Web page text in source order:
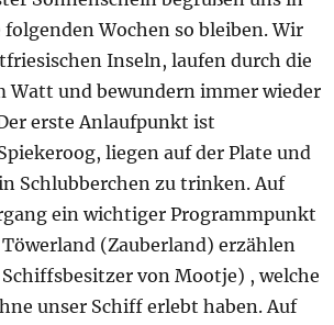
Wochen so bleiben. Wir
Inseln, laufen durch die
Watt und bewundern immer wieder
erste Anlaufpunkt ist
liegen auf der Plate und
Schlubberchen zu trinken. Auf
ein wichtiger Programmpunkt
(Zauberland) erzählen
von Mootje) , welche
unser Schiff erlebt haben. Auf